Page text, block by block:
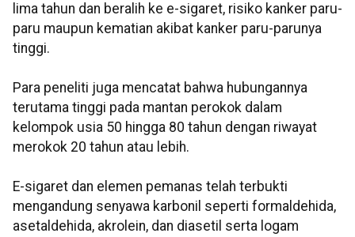
lima tahun dan beralih ke e-sigaret, risiko kanker paru-
paru maupun kematian akibat kanker paru-parunya
tinggi.
Para peneliti juga mencatat bahwa hubungannya
terutama tinggi pada mantan perokok dalam
kelompok usia 50 hingga 80 tahun dengan riwayat
merokok 20 tahun atau lebih.
E-sigaret dan elemen pemanas telah terbukti
mengandung senyawa karbonil seperti formaldehida,
asetaldehida, akrolein, dan diasetil serta logam